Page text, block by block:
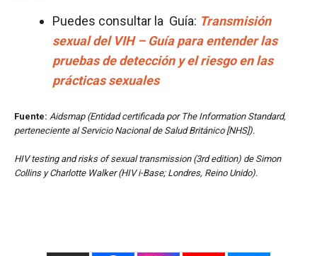
Puedes consultar la Guía: Transmisión
sexual del VIH – Guía para entender las
pruebas de detección y el riesgo en las
prácticas sexuales
Fuente: Aidsmap (Entidad certificada por The Information Standard,
perteneciente al Servicio Nacional de Salud Británico [NHS]).
HIV testing and risks of sexual transmission (3rd edition) de Simon
Collins y Charlotte Walker (HIV i-Base; Londres, Reino Unido).